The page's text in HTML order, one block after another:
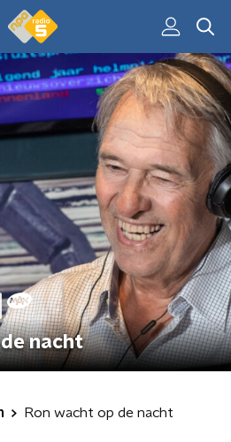
nacht
Ron wacht op de nacht